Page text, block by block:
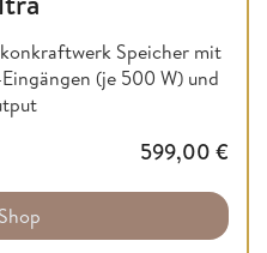
Speicher mit
(je 500 W) und
599,00 €